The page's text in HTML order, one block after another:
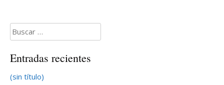
Buscar:
Entradas recientes
(sin título)